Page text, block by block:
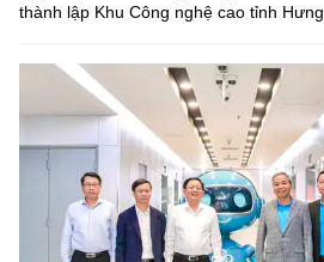
thành lập Khu Công nghệ cao tỉnh